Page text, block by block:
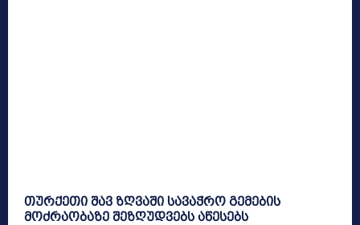
თურქეთი შავ ზღვაში სავაჭრო გემების
მოძრაობაზე შეზღუდვებს აწესებს